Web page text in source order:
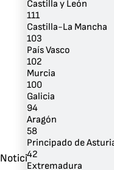
Noticias
Castilla y León
111
Castilla-La Mancha
103
País Vasco
102
Murcia
100
Galicia
94
Aragón
58
Principado de
42
Extremadura